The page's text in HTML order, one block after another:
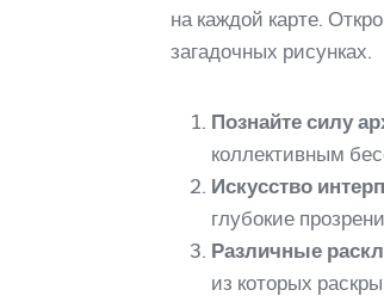
на каждой карте.
загадочных рисунках.
Познайте силу
коллективным
Искусство
глубокие
Различные
из которых